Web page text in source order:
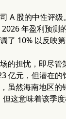
A 股的中性评级
年盈利预测
了 10% 以反映第
的担忧，即尽管
亿元，但潜在的
虽然海南地区的
这意味着该季